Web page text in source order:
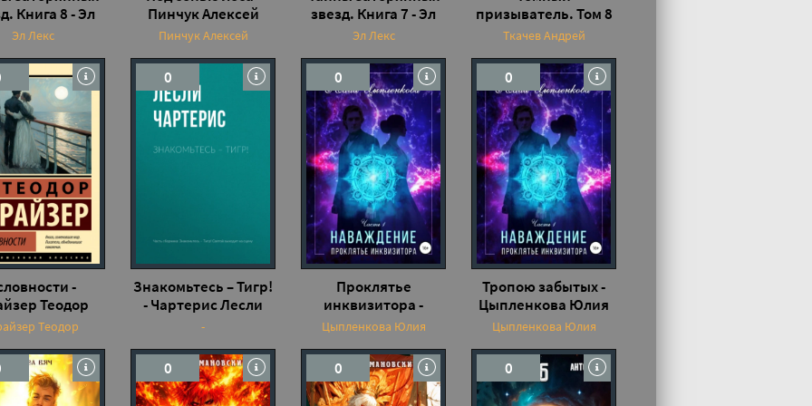
Книга 8 - Эл
Лекс
Эл Лекс
Пинчук Алексей
Пинчук Алексей
звезд. Книга 7 - Эл
Лекс
Эл Лекс
призыватель. Том 8
- Ткачев Андрей
Ткачев Андрей
-
Теодор
Теодор
0
Знакомьтесь – Тигр!
- Чартерис Лесли
-
0
Проклятье
инквизитора -
Цыпленкова Юлия
Цыпленкова Юлия
0
Тропою забытых -
Цыпленкова Юлия
Цыпленкова Юлия
0 0 0